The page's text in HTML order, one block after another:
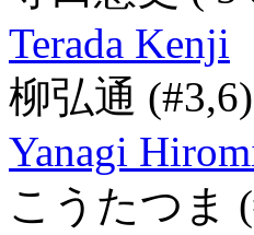
Terada Kenji
柳弘通 (#3,6)
Yanagi
こうたつま